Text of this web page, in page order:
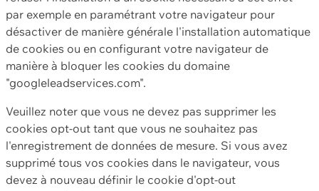
par exemple en paramétrant votre navigateur pour
désactiver de manière générale l'installation automatique
de cookies ou en configurant votre navigateur de
manière à bloquer les cookies du domaine
"googleleadservices.com".
Veuillez noter que vous ne devez pas supprimer les
cookies opt-out tant que vous ne souhaitez pas
l'enregistrement de données de mesure. Si vous avez
supprimé tous vos cookies dans le navigateur, vous
devez à nouveau définir le cookie d'opt-out